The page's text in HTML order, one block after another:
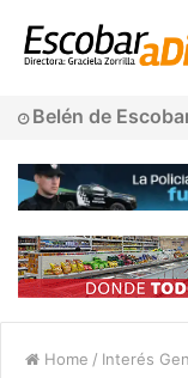
Belén de
Home / Interés